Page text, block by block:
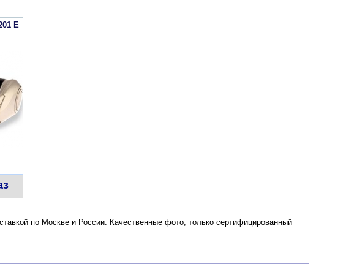
E
по Москве и России. Качественные фото, только сертифицированный